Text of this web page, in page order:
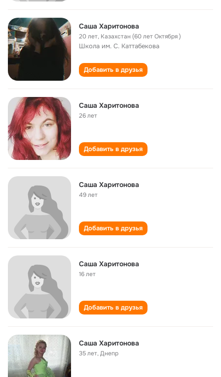
Саша Харитонова
20 лет, Казахстан (60 лет Октября )
Школа им. С. Каттабекова
Добавить в друзья
Саша Харитонова
26 лет
Добавить в друзья
Саша Харитонова
49 лет
Добавить в друзья
Саша Харитонова
16 лет
Добавить в друзья
Саша Харитонова
35 лет,Днепр